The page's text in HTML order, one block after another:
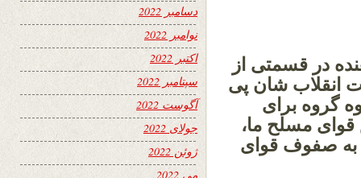
در قسمتی از
انقلاب شان پی
گروه برای
مسلح ما،
به صفوف قوای
دسامبر 2022
نوامبر 2022
اکتبر 2022
سپتامبر 2022
آگوست 2022
جولای 2022
ژوئن 2022
می 2022